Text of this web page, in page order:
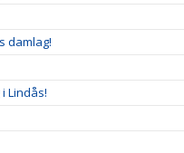
damlag!
Lindås!